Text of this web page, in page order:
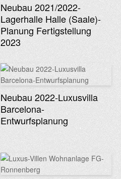
Neubau 2021/2022-
Lagerhalle Halle (Saale)-
Planung Fertigstellung
2023
Neubau 2022-Luxusvilla
Barcelona-
Entwurfsplanung